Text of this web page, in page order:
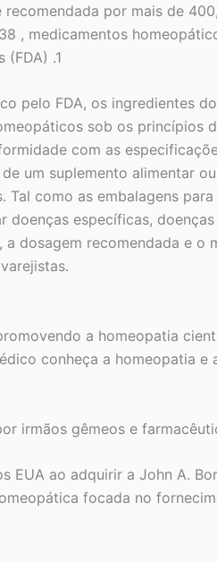
por mais de
, medicamentos
(FDA) .1
pelo FDA, os ingredientes
sob os
com as
um suplemento alimentar
como as embalagens
doenças específicas,
dosagem recomendada e
a homeopatia
conheça a homeopatia e
irmãos gêmeos e
EUA ao adquirir a John A.
focada no